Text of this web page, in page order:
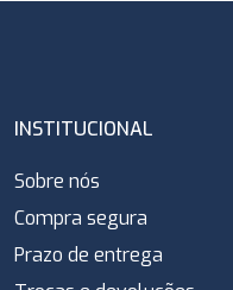
INSTITUCIONAL
Sobre nós
Compra segura
Prazo de entrega